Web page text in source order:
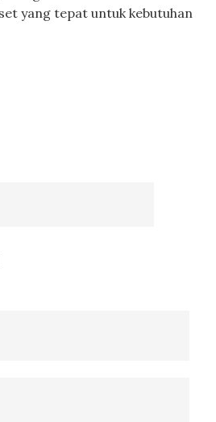
yang tepat untuk kebutuhan